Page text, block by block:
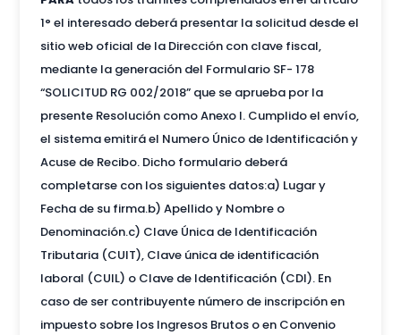
1° el interesado deberá presentar la solicitud desde el
sitio web oficial de la Dirección con clave fiscal,
mediante la generación del Formulario SF- 178
“SOLICITUD RG 002/2018” que se aprueba por la
presente Resolución como Anexo I. Cumplido el envío,
el sistema emitirá el Numero Único de Identificación y
Acuse de Recibo. Dicho formulario deberá
completarse con los siguientes datos:a) Lugar y
Fecha de su firma.b) Apellido y Nombre o
Denominación.c) Clave Única de Identificación
Tributaria (CUIT), Clave única de identificación
laboral (CUIL) o Clave de Identificación (CDI). En
caso de ser contribuyente número de inscripción en
impuesto sobre los Ingresos Brutos o en Convenio